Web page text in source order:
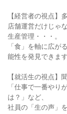
【経営者の視点】
店舗運営だけじゃ
生産管理・・・。
「食」を軸に広が
能性を発見できます
【就活生の視点】
「仕事で一番やり
は？」など、
社員の「生の声」